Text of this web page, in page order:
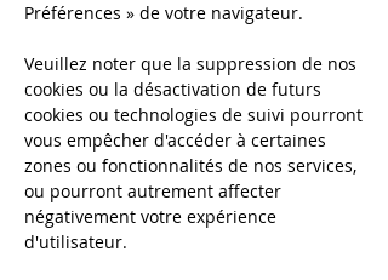
Préférences » de votre navigateur.
Veuillez noter que la suppression de nos
cookies ou la désactivation de futurs
cookies ou technologies de suivi pourront
vous empêcher d'accéder à certaines
zones ou fonctionnalités de nos services,
ou pourront autrement affecter
négativement votre expérience
d'utilisateur.